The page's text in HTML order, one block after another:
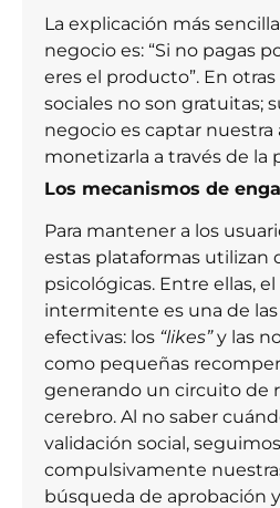
La explicación más
negocio es: “Si no pagas
eres el producto”. En otras
sociales no son gratuitas;
negocio es captar nuestra
monetizarla a través de la
Los mecanismos de
Para mantener a los
estas plataformas utilizan
psicológicas. Entre ellas,
intermitente es una de
efectivas: los “likes”y las
como pequeñas
generando un circuito de
cerebro. Al no saber
validación social,
compulsivamente
búsqueda de aprobación